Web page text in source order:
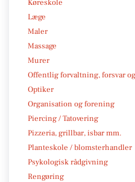
Køreskole
Læge
Maler
Massage
Murer
Offentlig forvaltning, forsvar
Optiker
Organisation og forening
Piercing / Tatovering
Pizzeria, grillbar, isbar mm.
Planteskole / blomsterhandler
Psykologisk rådgivning
Rengøring